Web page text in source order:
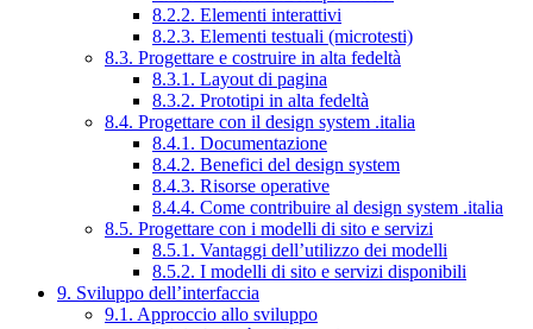
8.2.2. Elementi interattivi
8.2.3. Elementi testuali (microtesti)
8.3. Progettare e costruire in alta fedeltà
8.3.1. Layout di pagina
8.3.2. Prototipi in alta fedeltà
8.4. Progettare con il design system .italia
8.4.1. Documentazione
8.4.2. Benefici del design system
8.4.3. Risorse operative
8.4.4. Come contribuire al design system .italia
8.5. Progettare con i modelli di sito e servizi
8.5.1. Vantaggi dell’utilizzo dei modelli
8.5.2. I modelli di sito e servizi disponibili
9. Sviluppo dell’interfaccia
9.1. Approccio allo sviluppo